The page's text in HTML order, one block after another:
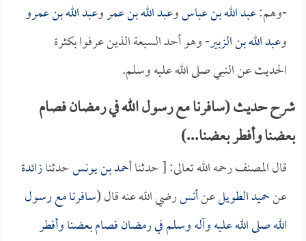
-وهم:عبد الله بن عباسوعبد الله بن عمروعبد الله بن عمرو
وعبد الله بن الزبير- وهو أحد السبعة الذين عرفوا بكثرة
الحديث عن النبي صلى الله عليه وسلم.
شرح حديث (سافرنا مع رسول الله في رمضان فصام
بعضنا وأفطر بعضنا...)
قال المصنف رحمه الله تعالى: [ حدثناأحمد بن يونسحدثنازائدة
عنحميد الطويلعنأنسرضي الله عنه قال (سافرنا مع رسول
الله صلى الله عليه وآله وسلم في رمضان فصام بعضنا وأفطر